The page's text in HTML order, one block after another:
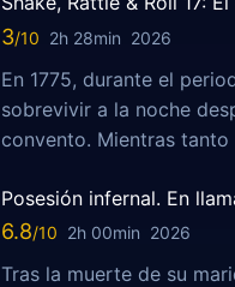
3 2h 28min 2026
En 1775, durante el
sobrevivir a la noche
convento. Mientras tanto
Posesión infernal. En
6.8 2h 00min 2026
Tras la muerte de su